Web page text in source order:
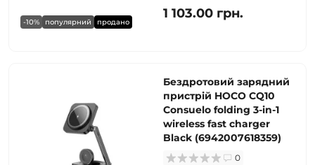
-10% популярний продано
1 103.00 грн.
Бездротовий зарядний
пристрій HOCO CQ10
Consuelo folding 3-in-1
wireless fast charger
Black (6942007618359)
0